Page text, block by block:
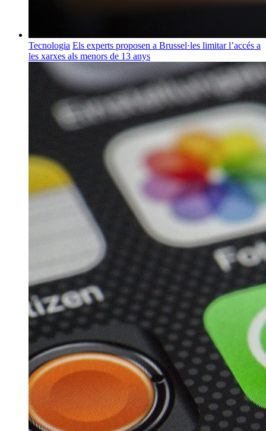
Tecnologia Els experts proposen a Brussel·les limitar l’accés a
les xarxes als menors de 13 anys